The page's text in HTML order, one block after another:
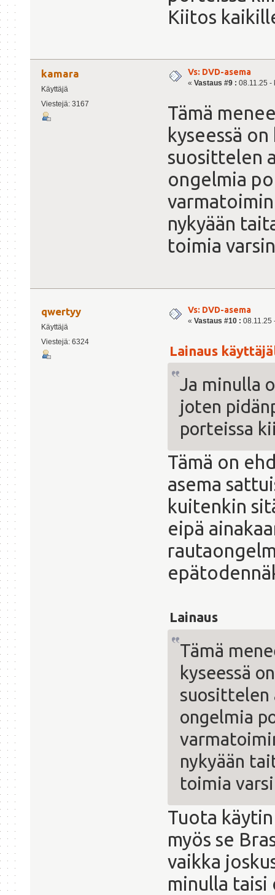
Kiitos
kamara
Käyttäjä
Viestejä: 3167
Vs: DVD-asema
« Vastaus #9 : 08.11.25 -
Tämä
kyseessä
suosittelen
ongelmia
nykyään
toimia
qwertyy
Käyttäjä
Viestejä: 6324
Vs: DVD-asema
« Vastaus #10 : 08.11.25
Lainaus
Ja minulla
joten
porteissa
Tämä on
asema
kuitenkin
eipä
Lainaus
Tämä
kyseessä
suosittelen
ongelmia
nykyään
toimia
Tuota
myös se
vaikka
minulla taisi